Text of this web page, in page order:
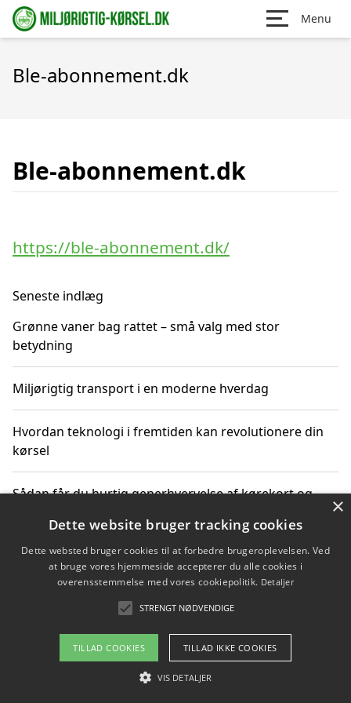
Menu
Ble-abonnement.dk
Ble-abonnement.dk
https://ble-abonnement.dk/
Seneste indlæg
Grønne vaner bag rattet – små valg med stor
betydning
Miljørigtig transport i en moderne hverdag
Hvordan teknologi i fremtiden kan revolutionere din
kørsel
Sådan får du hurtig generhvervelse af kørekort og
Sådan lærer du miljørigtig kørsel hos en køreskole i
Gentofte
Copyright 2026 - Pilanto Aps
Om / kontakt
×
Dette website bruger tracking cookies
Dette websted bruger cookies til at forbedre brugeroplevelsen. Ved
at bruge vores hjemmeside accepterer du alle cookies i
overensstemmelse med vores cookiepolitik. Detaljer
STRENGT NØDVENDIGE
TILLAD COOKIES TILLAD IKKE COOKIES
VIS DETALJER